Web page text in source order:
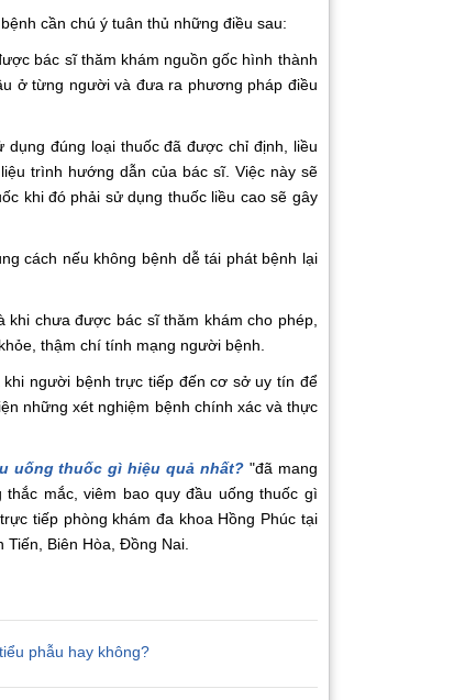
cần chú ý tuân thủ những điều sau:
bác sĩ thăm khám nguồn gốc hình thành
ở từng người và đưa ra phương pháp điều
đúng loại thuốc đã được chỉ định, liều
trình hướng dẫn của bác sĩ. Việc này sẽ
khi đó phải sử dụng thuốc liều cao sẽ gây
cách nếu không bệnh dễ tái phát bệnh lại
chưa được bác sĩ thăm khám cho phép,
thậm chí tính mạng người bệnh.
người bệnh trực tiếp đến cơ sở uy tín để
những xét nghiệm bệnh chính xác và thực
uống thuốc gì hiệu quả nhất?"đã mang
mắc, viêm bao quy đầu uống thuốc gì
tiếp phòng khám đa khoa Hồng Phúc tại
Biên Hòa, Đồng Nai.
phẫu hay không?